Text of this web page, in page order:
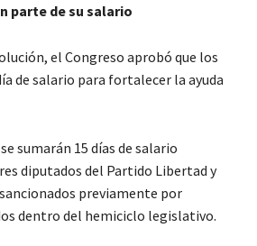
parte de su salario
el Congreso aprobó que los
de salario para fortalecer la ayuda
sumarán 15 días de salario
diputados del Partido Libertad y
previamente por
dentro del hemiciclo legislativo.